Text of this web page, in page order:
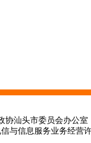
协汕头市委员会办公
信与信息服务业务经营